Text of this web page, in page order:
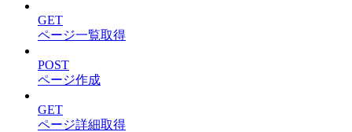
GET
ページ一覧取得
POST
ページ作成
GET
ページ詳細取得